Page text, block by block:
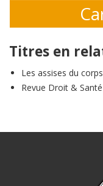
Titres en
Les assises du
Revue Droit &